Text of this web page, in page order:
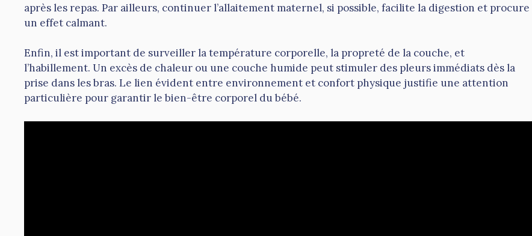
après les repas. Par ailleurs, continuer l’allaitement maternel, si possible, facilite la digestion et procure
un effet calmant.
Enfin, il est important de surveiller la température corporelle, la propreté de la couche, et
l’habillement. Un excès de chaleur ou une couche humide peut stimuler des pleurs immédiats dès la
prise dans les bras. Le lien évident entre environnement et confort physique justifie une attention
particulière pour garantir le bien-être corporel du bébé.